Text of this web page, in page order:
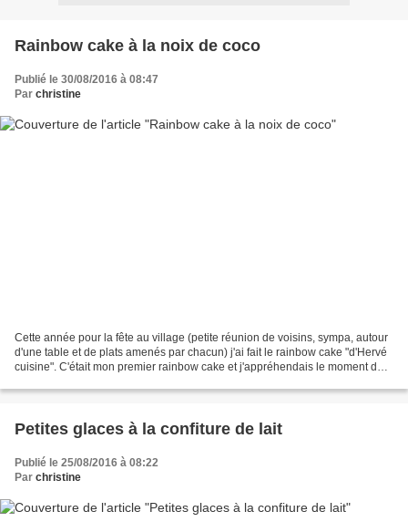
Rainbow cake à la noix de coco
Publié le 30/08/2016 à 08:47
Par christine
Cette année pour la fête au village (petite réunion de voisins, sympa, autour
d'une table et de plats amenés par chacun) j'ai fait le rainbow cake "d'Hervé
cuisine". C'était mon premier rainbow cake et j'appréhendais le moment de
Petites glaces à la confiture de lait
Publié le 25/08/2016 à 08:22
Par christine